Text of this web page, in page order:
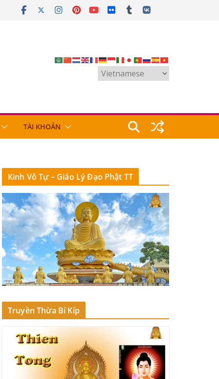
TÀI KHOẢN
Kinh Vô Tự – Giáo Lý Đạo Phật TT
Truyền Thừa Bí Kíp